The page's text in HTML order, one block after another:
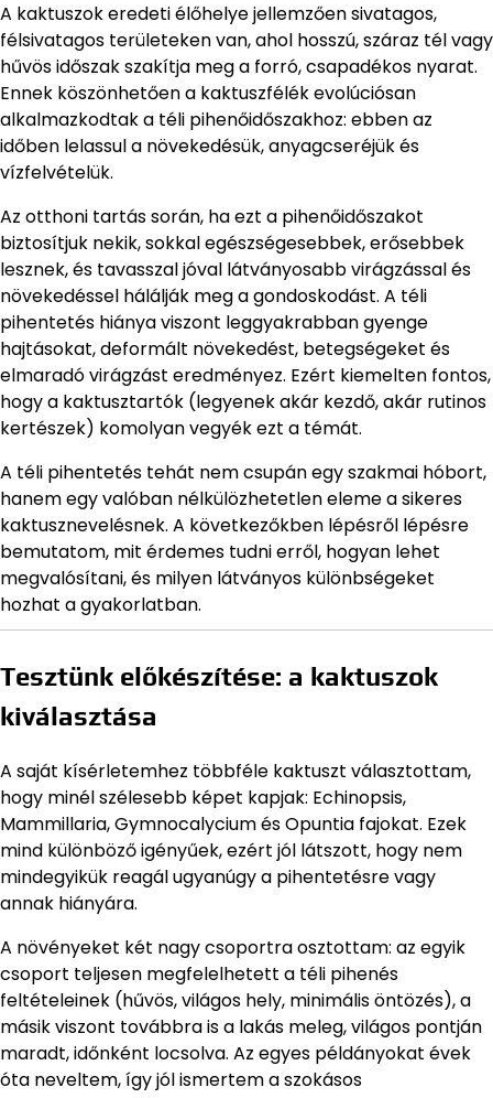
A kaktuszok eredeti élőhelye jellemzően sivatagos,
félsivatagos területeken van, ahol hosszú, száraz tél vagy
hűvös időszak szakítja meg a forró, csapadékos nyarat.
Ennek köszönhetően a kaktuszfélék evolúciósan
alkalmazkodtak a téli pihenőidőszakhoz: ebben az
időben lelassul a növekedésük, anyagcseréjük és
vízfelvételük.
Az otthoni tartás során, ha ezt a pihenőidőszakot
biztosítjuk nekik, sokkal egészségesebbek, erősebbek
lesznek, és tavasszal jóval látványosabb virágzással és
növekedéssel hálálják meg a gondoskodást. A téli
pihentetés hiánya viszont leggyakrabban gyenge
hajtásokat, deformált növekedést, betegségeket és
elmaradó virágzást eredményez. Ezért kiemelten fontos,
hogy a kaktusztartók (legyenek akár kezdő, akár rutinos
kertészek) komolyan vegyék ezt a témát.
A téli pihentetés tehát nem csupán egy szakmai hóbort,
hanem egy valóban nélkülözhetetlen eleme a sikeres
kaktusznevelésnek. A következőkben lépésről lépésre
bemutatom, mit érdemes tudni erről, hogyan lehet
megvalósítani, és milyen látványos különbségeket
hozhat a gyakorlatban.
Tesztünk előkészítése: a kaktuszok
kiválasztása
A saját kísérletemhez többféle kaktuszt választottam,
hogy minél szélesebb képet kapjak: Echinopsis,
Mammillaria, Gymnocalycium és Opuntia fajokat. Ezek
mind különböző igényűek, ezért jól látszott, hogy nem
mindegyikük reagál ugyanúgy a pihentetésre vagy
annak hiányára.
A növényeket két nagy csoportra osztottam: az egyik
csoport teljesen megfelelhetett a téli pihenés
feltételeinek (hűvös, világos hely, minimális öntözés), a
másik viszont továbbra is a lakás meleg, világos pontján
maradt, időnként locsolva. Az egyes példányokat évek
óta neveltem, így jól ismertem a szokásos